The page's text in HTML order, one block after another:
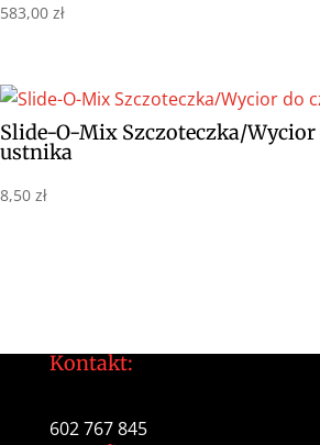
583,00 zł
Slide-O-Mix Szczoteczka/Wycior
ustnika
8,50 zł
Kontakt:
602 767 845